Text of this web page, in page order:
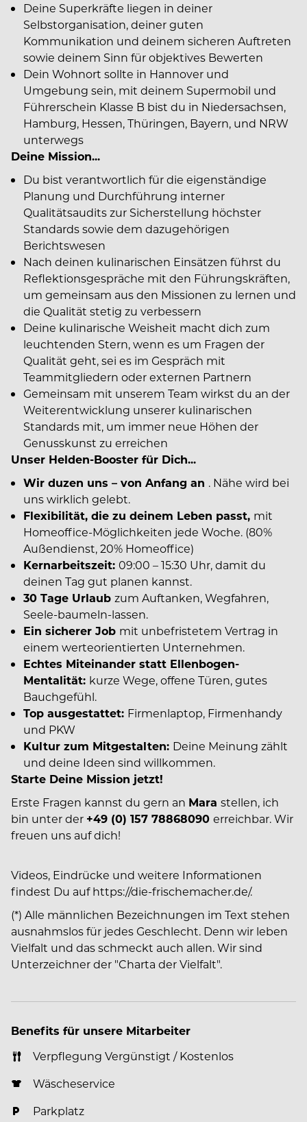
Deine Superkräfte liegen in deiner
Selbstorganisation, deiner guten
Kommunikation und deinem sicheren Auftreten
sowie deinem Sinn für objektives Bewerten
Dein Wohnort sollte in Hannover und
Umgebung sein, mit deinem Supermobil und
Führerschein Klasse B bist du in Niedersachsen,
Hamburg, Hessen, Thüringen, Bayern, und NRW
unterwegs
Deine Mission...
Du bist verantwortlich für die eigenständige
Planung und Durchführung interner
Qualitätsaudits zur Sicherstellung höchster
Standards sowie dem dazugehörigen
Berichtswesen
Nach deinen kulinarischen Einsätzen führst du
Reflektionsgespräche mit den Führungskräften,
um gemeinsam aus den Missionen zu lernen und
die Qualität stetig zu verbessern
Deine kulinarische Weisheit macht dich zum
leuchtenden Stern, wenn es um Fragen der
Qualität geht, sei es im Gespräch mit
Teammitgliedern oder externen Partnern
Gemeinsam mit unserem Team wirkst du an der
Weiterentwicklung unserer kulinarischen
Standards mit, um immer neue Höhen der
Genusskunst zu erreichen
Unser Helden-Booster für Dich...
Wir duzen uns – von Anfang an . Nähe wird bei
uns wirklich gelebt.
Flexibilität, die zu deinem Leben passt, mit
Homeoffice-Möglichkeiten jede Woche. (80%
Außendienst, 20% Homeoffice)
Kernarbeitszeit: 09:00 – 15:30 Uhr, damit du
deinen Tag gut planen kannst.
30 Tage Urlaub zum Auftanken, Wegfahren,
Seele-baumeln-lassen.
Ein sicherer Job mit unbefristetem Vertrag in
einem werteorientierten Unternehmen.
Echtes Miteinander statt Ellenbogen-
Mentalität: kurze Wege, offene Türen, gutes
Bauchgefühl.
Top ausgestattet: Firmenlaptop, Firmenhandy
und PKW
Kultur zum Mitgestalten: Deine Meinung zählt
und deine Ideen sind willkommen.
Starte Deine Mission jetzt!
Erste Fragen kannst du gern an Mara stellen, ich
bin unter der +49 (0) 157 78868090 erreichbar. Wir
freuen uns auf dich!
Videos, Eindrücke und weitere Informationen
findest Du auf https://die-frischemacher.de/.
(*) Alle männlichen Bezeichnungen im Text stehen
ausnahmslos für jedes Geschlecht. Denn wir leben
Vielfalt und das schmeckt auch allen. Wir sind
Unterzeichner der "Charta der Vielfalt".
Benefits für unsere Mitarbeiter
Verpflegung Vergünstigt / Kostenlos
Wäscheservice
Parkplatz